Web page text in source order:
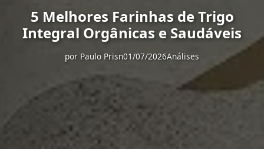
5 Melhores Farinhas de Trigo
Integral Orgânicas e Saudáveis
por Paulo Prisn01/07/2026Análises